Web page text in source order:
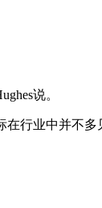
说。
在行业中并不